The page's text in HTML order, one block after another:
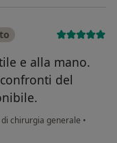
e alla mano.
del
chirurgia generale •